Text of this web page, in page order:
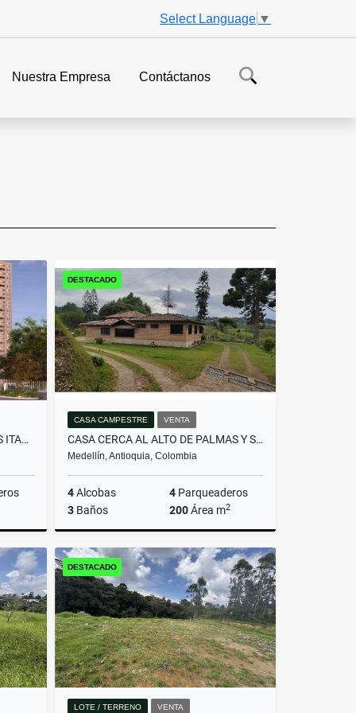
Select Language ▼
Nuestra Empresa Contáctanos
APTO PARA ESTRENAR DITAIRES ITAGUI
Venta
DESTACADO
CASA CAMPESTRE VENTA
CASA CERCA AL ALTO DE PALMAS Y SANTA ELENA
Medellín, Antioquia, Colombia
4Alcobas 4 Parqueaderos
3 Baños 200Área m2
Venta
$1.200.000.000
DESTACADO
LOTE / TERRENO VENTA